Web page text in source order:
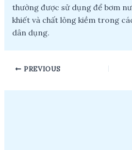
thường được sử dụng để bơm
khiết và chất lỏng kiềm trong
dân dụng.
Post PREVIOUS